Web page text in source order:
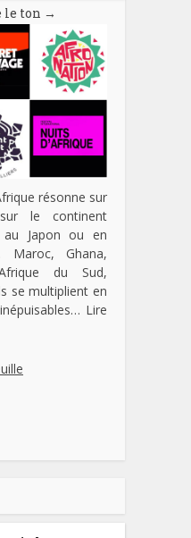
le ton →
résonne sur
le continent
Japon ou en
Maroc, Ghana,
du Sud,
se multiplient en
Lire